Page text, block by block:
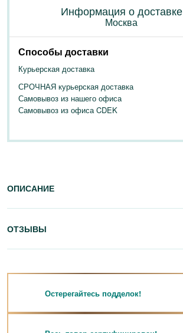
Информация о доставке
Москва
Способы доставки
Курьерская доставка
СРОЧНАЯ курьерская доставка
Самовывоз из нашего офиса
Самовывоз из офиса CDEK
ОПИСАНИЕ
ОТЗЫВЫ
Остерегайтесь подделок!